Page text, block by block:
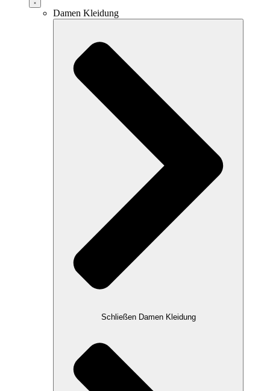
Damen Kleidung
Schließen Damen Kleidung